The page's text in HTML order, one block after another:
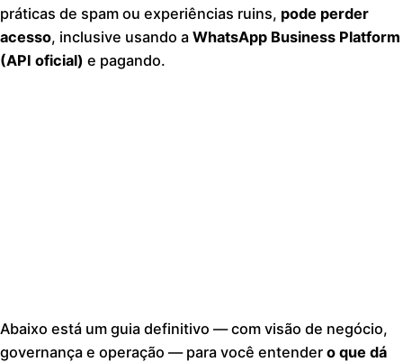
práticas de spam ou experiências ruins, pode perder
acesso, inclusive usando a WhatsApp Business Platform
(API oficial) e pagando.
Abaixo está um guia definitivo — com visão de negócio,
governança e operação — para você entender o que dá